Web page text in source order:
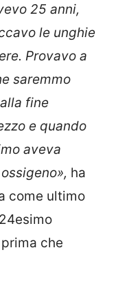
25 anni,
le unghie
Provavo a
saremmo
fine
e quando
aveva
ha
come ultimo
che